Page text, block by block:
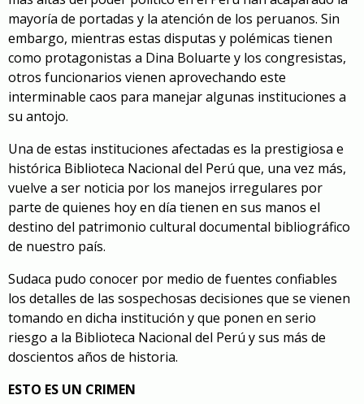
mayoría de portadas y la atención de los peruanos. Sin
embargo, mientras estas disputas y polémicas tienen
como protagonistas a Dina Boluarte y los congresistas,
otros funcionarios vienen aprovechando este
interminable caos para manejar algunas instituciones a
su antojo.
Una de estas instituciones afectadas es la prestigiosa e
histórica Biblioteca Nacional del Perú que, una vez más,
vuelve a ser noticia por los manejos irregulares por
parte de quienes hoy en día tienen en sus manos el
destino del patrimonio cultural documental bibliográfico
de nuestro país.
Sudaca pudo conocer por medio de fuentes confiables
los detalles de las sospechosas decisiones que se vienen
tomando en dicha institución y que ponen en serio
riesgo a la Biblioteca Nacional del Perú y sus más de
doscientos años de historia.
ESTO ES UN CRIMEN